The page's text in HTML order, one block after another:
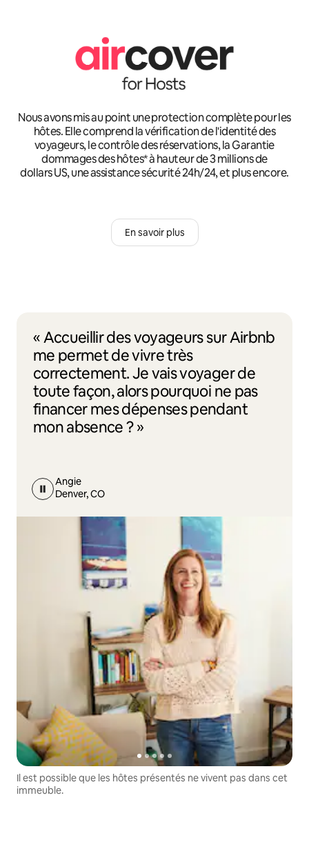
Nous avons mis au point une protection complète pour les
hôtes. Elle comprend la vérification de l'identité des
voyageurs, le contrôle des réservations, la Garantie
dommages des hôtes* à hauteur de 3 millions de
dollars US, une assistance sécurité 24h/24, et plus encore.
En savoir plus
« Accueillir des voyageurs sur Airbnb
me permet de vivre très
correctement. Je vais voyager de
toute façon, alors pourquoi ne pas
financer mes dépenses pendant
mon absence ? »
Angie
Denver, CO
Il est possible que les hôtes présentés ne vivent pas dans cet
immeuble.